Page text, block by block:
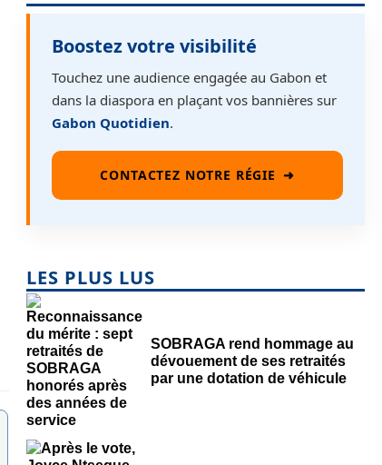
Boostez votre visibilité
Touchez une audience engagée au Gabon et
dans la diaspora en plaçant vos bannières sur
Gabon Quotidien.
CONTACTEZ NOTRE RÉGIE ➜
LES PLUS LUS
SOBRAGA rend hommage au
dévouement de ses retraités
par une dotation de véhicule